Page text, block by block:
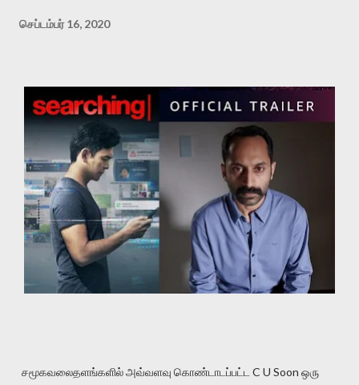
செப்டம்பர் 16, 2020
சமூகவலைதளங்களில் அவ்வளவு கொண்டாடப்பட்ட C U Soon ஒரு